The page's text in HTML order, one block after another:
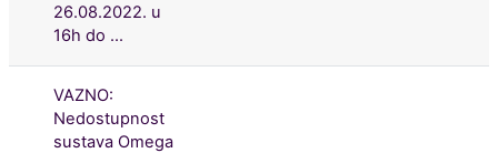
26.08.2022. u
16h do ...
VAZNO:
Nedostupnost
sustava Omega